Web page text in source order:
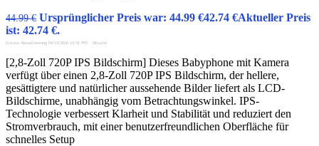
44.99€ Ursprünglicher Preis war: 44.99 €42.74 €Aktueller Preis
ist: 42.74 €.
(Letzte Aktualisierung 04/23/2026 13:51 PST - Details)
[2,8-Zoll 720P IPS Bildschirm] Dieses Babyphone mit Kamera
verfügt über einen 2,8-Zoll 720P IPS Bildschirm, der hellere,
gesättigtere und natürlicher aussehende Bilder liefert als LCD-
Bildschirme, unabhängig vom Betrachtungswinkel. IPS-
Technologie verbessert Klarheit und Stabilität und reduziert den
Stromverbrauch, mit einer benutzerfreundlichen Oberfläche für
schnelles Setup